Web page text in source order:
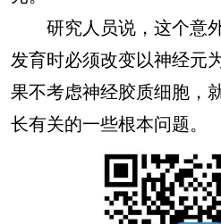
研究人员说，这个意
发育时必须改变以神经元
果不考虑神经胶质细胞，
长有关的一些根本问题。